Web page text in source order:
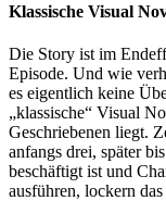
Klassische Visual
Die Story ist im
Episode. Und wie
es eigentlich keine
„klassische“ Visual
Geschriebenen liegt.
anfangs drei, später
beschäftigt ist und
ausführen, lockern